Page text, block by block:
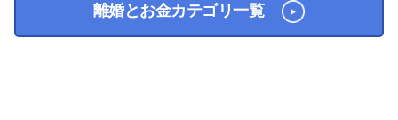
離婚とお金カテゴリ一覧